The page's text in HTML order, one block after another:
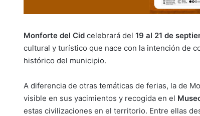
Monforte del Cid celebrará del 19 al 21 de
cultural y turístico que nace con la intención de
histórico del municipio.
A diferencia de otras temáticas de ferias, la de
visible en sus yacimientos y recogida en el
estas civilizaciones en el territorio. Entre ellas